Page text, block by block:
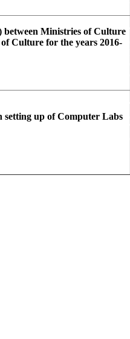
between Ministries of Culture
Culture for the years 2016-
setting up of Computer Labs